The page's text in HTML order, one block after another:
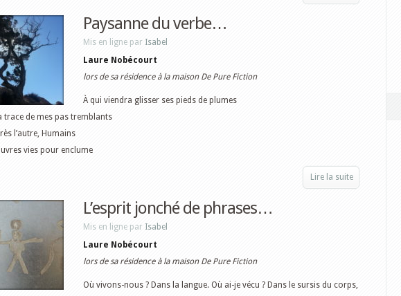
Paysanne du verbe…
Mis en ligne par Isabel
Laure Nobécourt
lors de sa résidence à la maison De Pure Fiction
À qui viendra glisser ses pieds de plumes
trace de mes pas tremblants
l’autre, Humains
vies pour enclume
Lire la suite
L’esprit jonché de phrases…
Mis en ligne par Isabel
Laure Nobécourt
lors de sa résidence à la maison De Pure Fiction
Où vivons-nous ? Dans la langue. Où ai-je vécu ? Dans le sursis du corps,